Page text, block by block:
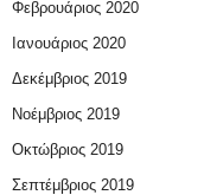
Φεβρουάριος 2020
Ιανουάριος 2020
Δεκέμβριος 2019
Νοέμβριος 2019
Οκτώβριος 2019
Σεπτέμβριος 2019